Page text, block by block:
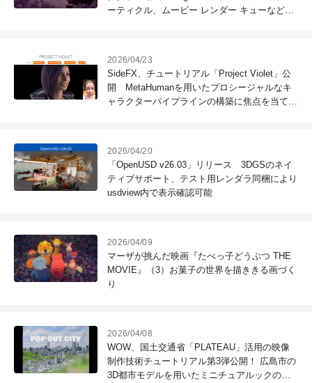
ーティクル、ムービー レンダー キューなど活
2026/04/23
SideFX、チュートリアル「Project Violet」公
開 MetaHumanを用いたプロシージャルなキ
ャラクターパイプラインの構築に焦点を当て
2026/04/20
「OpenUSD v26.03」リリース 3DGSのネイ
ティブサポート、テスト用レンダラ同梱により
usdview内で表示確認可能
2026/04/09
マーザが挑んだ映画『たべっ子どうぶつ THE
MOVIE』（3）お菓子の世界を描ききる画づく
り
2026/04/08
WOW、国土交通省「PLATEAU」活用の映像
制作技術チュートリアル第3弾公開！ 広島市の
3D都市モデルを用いたミニチュアルックの作